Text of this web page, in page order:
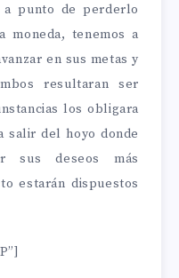
a punto de perderlo
tenemos a
en sus metas y
resultaran ser
los obligara
salir del hoyo donde
sus deseos más
estarán dispuestos